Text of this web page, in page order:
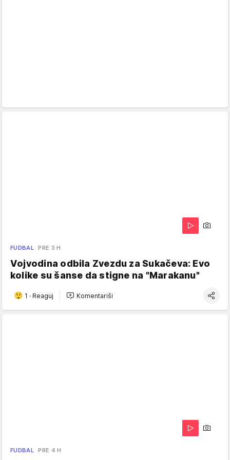
FUDBAL PRE 3 H
Vojvodina odbila Zvezdu za Sukačeva: Evo
kolike su šanse da stigne na "Marakanu"
1 · Reaguj Komentariši
FUDBAL PRE 4 H